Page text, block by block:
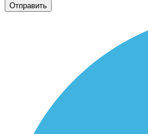
Отправить